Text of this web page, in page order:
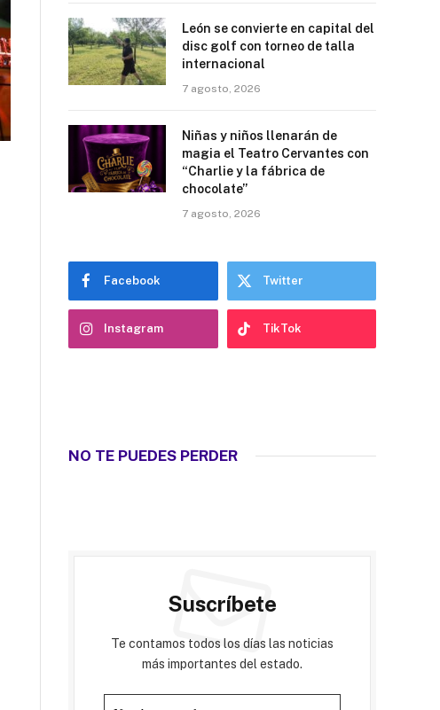
León se convierte en capital del
disc golf con torneo de talla
internacional
7 agosto, 2026
Niñas y niños llenarán de
magia el Teatro Cervantes con
“Charlie y la fábrica de
chocolate”
7 agosto, 2026
Facebook Twitter
Instagram TikTok
NO TE PUEDES PERDER
Suscríbete
Te contamos todos los días las noticias
más importantes del estado.